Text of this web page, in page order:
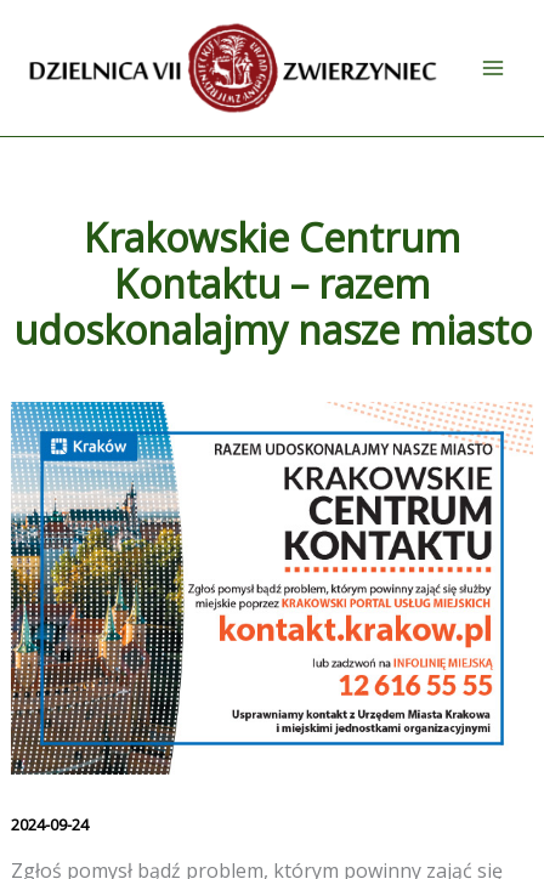
treści
Krakowskie Centrum
Kontaktu – razem
udoskonalajmy nasze miasto
2024-09-24
Zgłoś pomysł bądź problem, którym powinny zająć się